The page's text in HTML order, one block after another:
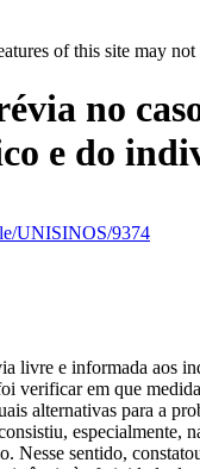
of this site may
no
e do
UNISINOS/9374
livre e informada
verificar em que
alternativas para a
especialmente,
Nesse sentido,